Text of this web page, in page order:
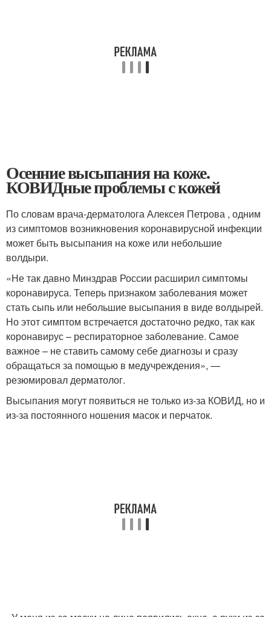
Осенние высыпания на коже.
КОВИДные проблемы с кожей
По словам врача-дерматолога Алексея Петрова , одним
из симптомов возникновения коронавирусной инфекции
может быть высыпания на коже или небольшие
волдыри.
«Не так давно Минздрав России расширил симптомы
коронавируса. Теперь признаком заболевания может
стать сыпь или небольшие высыпания в виде волдырей.
Но этот симптом встречается достаточно редко, так как
коронавирус – респираторное заболевание. Самое
важное – не ставить самому себе диагнозы и сразу
обращаться за помощью в медучреждения», —
резюмировал дерматолог.
Высыпания могут появиться не только из-за КОВИД, но и
из-за постоянного ношения масок и перчаток.